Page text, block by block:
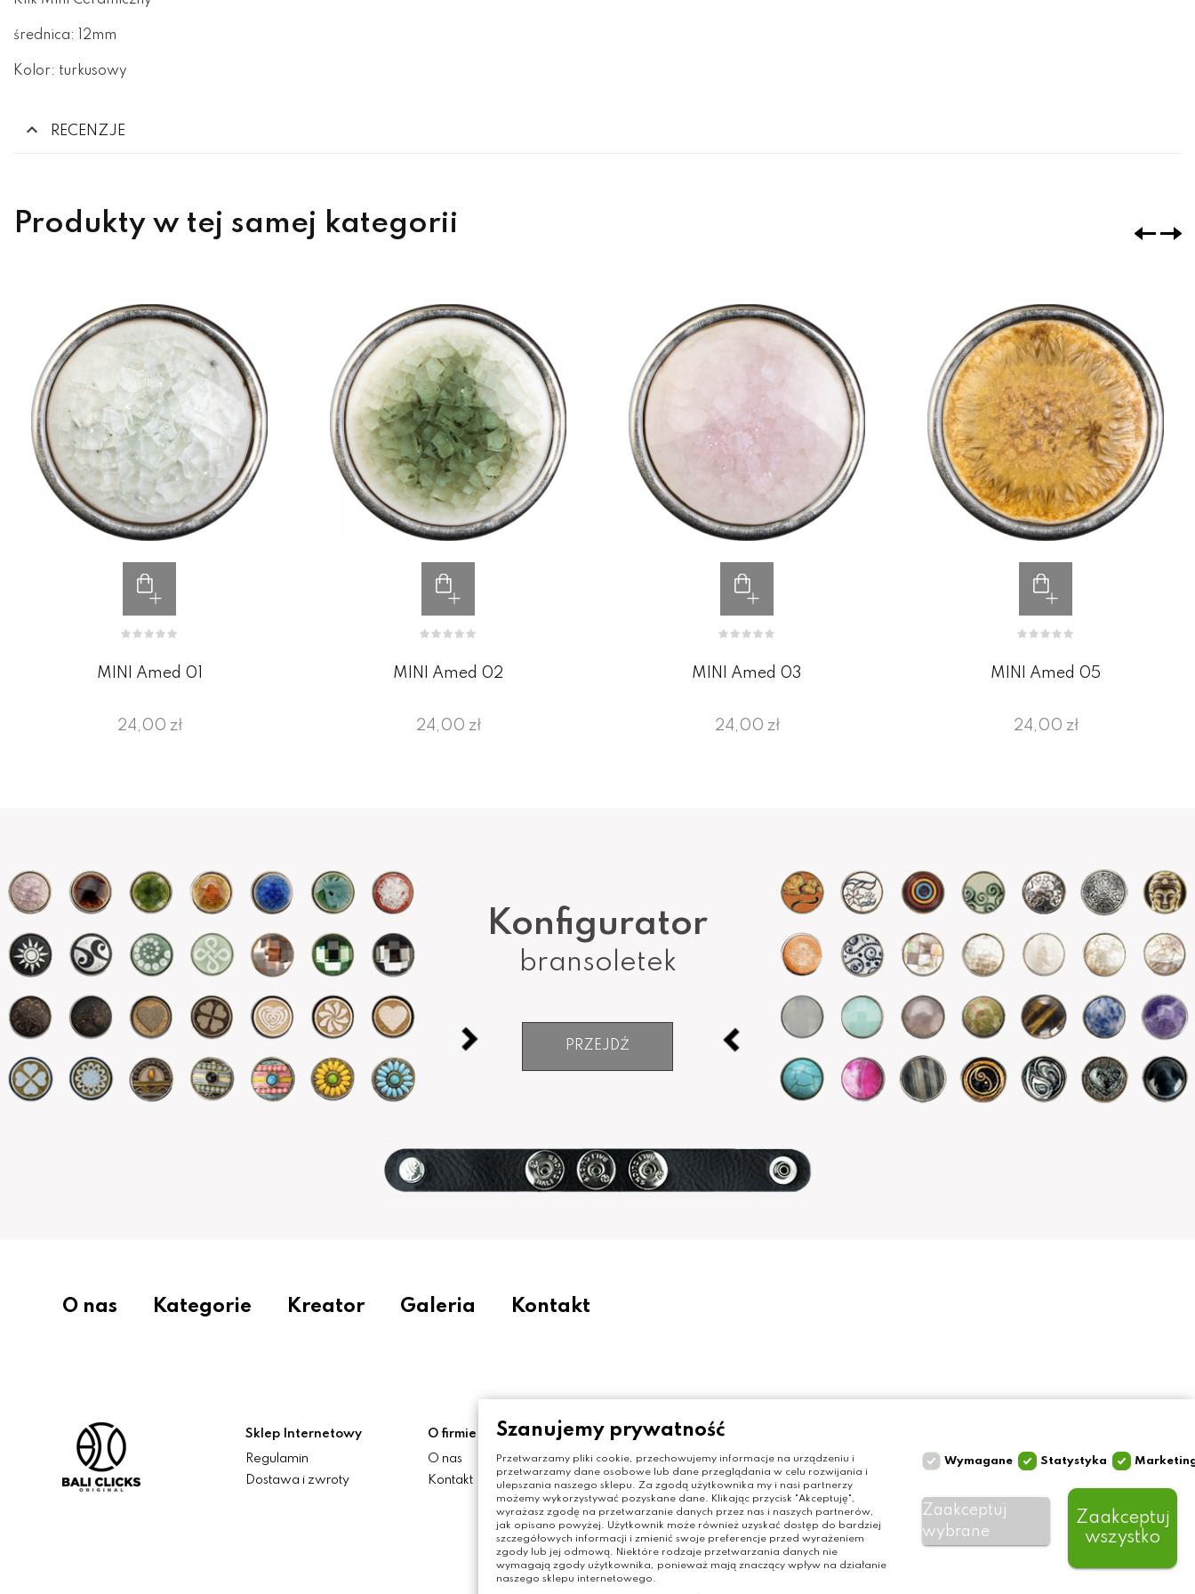
średnica: 12mm
Kolor: turkusowy
RECENZJE
Produkty w tej samej kategorii
MINI Amed 01
24,00 zł
MINI Amed 02
24,00 zł
MINI Amed 03
24,00 zł
MINI Amed 05
24,00 zł
Konfigurator
bransoletek
PRZEJDŹ
O nas Kategorie Kreator Galeria Kontakt
Sklep Internetowy
Regulamin
Dostawa i zwroty
O firmie
O nas
Kontakt
Moje konto
Moje konto
Zamówienia
Moje adresy
Olga Grzyb STILO
ul. Gałczyńskiego 24
10-089 Olsztyn
tel. 506 393 457
e-mail:
info@baliclicksoriginal.pl
Szanujemy prywatność
Przetwarzamy pliki cookie, przechowujemy informacje na urządzeniu i
przetwarzamy dane osobowe lub dane przeglądania w celu rozwijania i
ulepszania naszego sklepu. Za zgodą użytkownika my i nasi partnerzy
możemy wykorzystywać pozyskane dane. Klikając przycisk "Akceptuję",
wyrażasz zgodę na przetwarzanie danych przez nas i naszych partnerów,
jak opisano powyżej. Użytkownik może również uzyskać dostęp do bardziej
szczegółowych informacji i zmienić swoje preferencje przed wyrażeniem
zgody lub jej odmową. Niektóre rodzaje przetwarzania danych nie
wymagają zgody użytkownika, ponieważ mają znaczący wpływ na działanie
naszego sklepu internetowego.
Wymagane Statystyka
Zaakceptuj
wybrane
Zaakceptuj
wszystko